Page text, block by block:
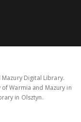
Digital Library.
Warmia and Mazury in
in Olsztyn.